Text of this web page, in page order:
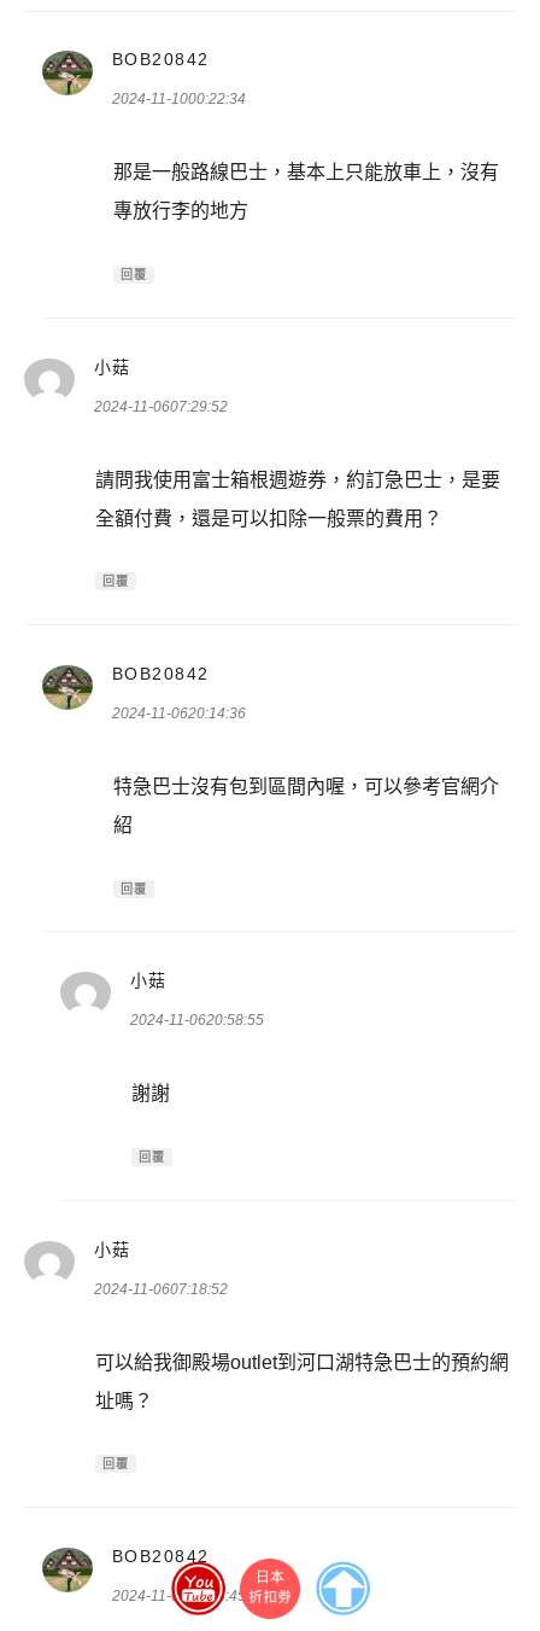
BOB20842
示:
2024-11-1000:22:34
那是一般路線巴士，基本上只能放車上，沒有
專放行李的地方
回覆
小菇
示:
2024-11-0607:29:52
請問我使用富士箱根週遊券，約訂急巴士，是要
全額付費，還是可以扣除一般票的費用？
回覆
BOB20842
示:
2024-11-0620:14:36
特急巴士沒有包到區間內喔，可以參考官網介
紹
回覆
小菇
示:
2024-11-0620:58:55
謝謝
回覆
小菇
示:
2024-11-0607:18:52
可以給我御殿場outlet到河口湖特急巴士的預約網
址嗎？
回覆
BOB20842
示:
2024-11-0620:15:45